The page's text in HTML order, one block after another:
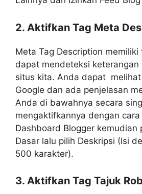
2. Aktifkan Tag Meta
Meta Tag Description
dapat mendeteksi keterangan
situs kita. Anda dapat
Google dan ada penjelasan
Anda di bawahnya secara
mengaktifkannya dengan cara
Dashboard Blogger kemudian
Dasar lalu pilih Deskripsi (Isi
500 karakter).
3. Aktifkan Tag Tajuk